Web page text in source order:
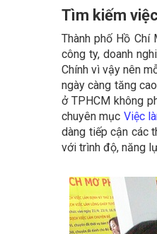
Tìm kiếm
Thành phố Hồ
công ty, doanh
Chính vì vậy nên
ngày càng tăng
ở TPHCM không
chuyên mục Việc
dàng tiếp cận các
với trình độ, năng